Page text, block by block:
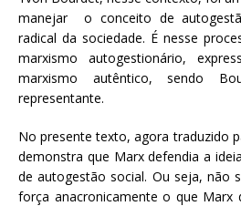
manejar o conceito de
radical da sociedade. É nesse
marxismo autogestionário,
marxismo autêntico, sendo
representante.
No presente texto, agora traduzido
demonstra que Marx defendia a
de autogestão social. Ou seja, não
força anacronicamente o que Marx